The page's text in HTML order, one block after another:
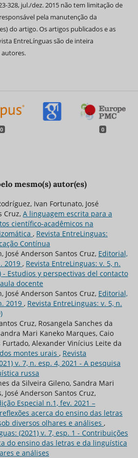
328, jul./dez. 2015 não tem limitação de
pela manutenção da
do artigo. Os artigos publicados e as
EntreLínguas são de inteira
autores.
0 0
mesmo(s) autor(es)
Ivan Fortunato, José
Cruz, A linguagem escrita para a
científico-acadêmicos na
, Revista EntreLinguas:
Contínua
José Anderson Santos Cruz, Editorial,
2019 , Revista EntreLinguas: v. 5, n.
- Estudios y perspectivas del contacto
docente
José Anderson Santos Cruz, Editorial,
2019 , Revista EntreLinguas: v. 5, n.
Cruz, Rosangela Sanches da
Mari Kaneko Marques, Caio
Alexander Vinícius Leite da
montes urais , Revista
v. 7, n. esp. 4, 2021 - A pesquisa
russa
da Silveira Gileno, Sandra Mari
José Anderson Santos Cruz,
Especial n.1, fev. 2021 –
acerca do ensino das letras
diversos olhares e análises ,
(2021) v. 7, esp. 1 - Contribuições
do ensino das letras e da linguística
e análises